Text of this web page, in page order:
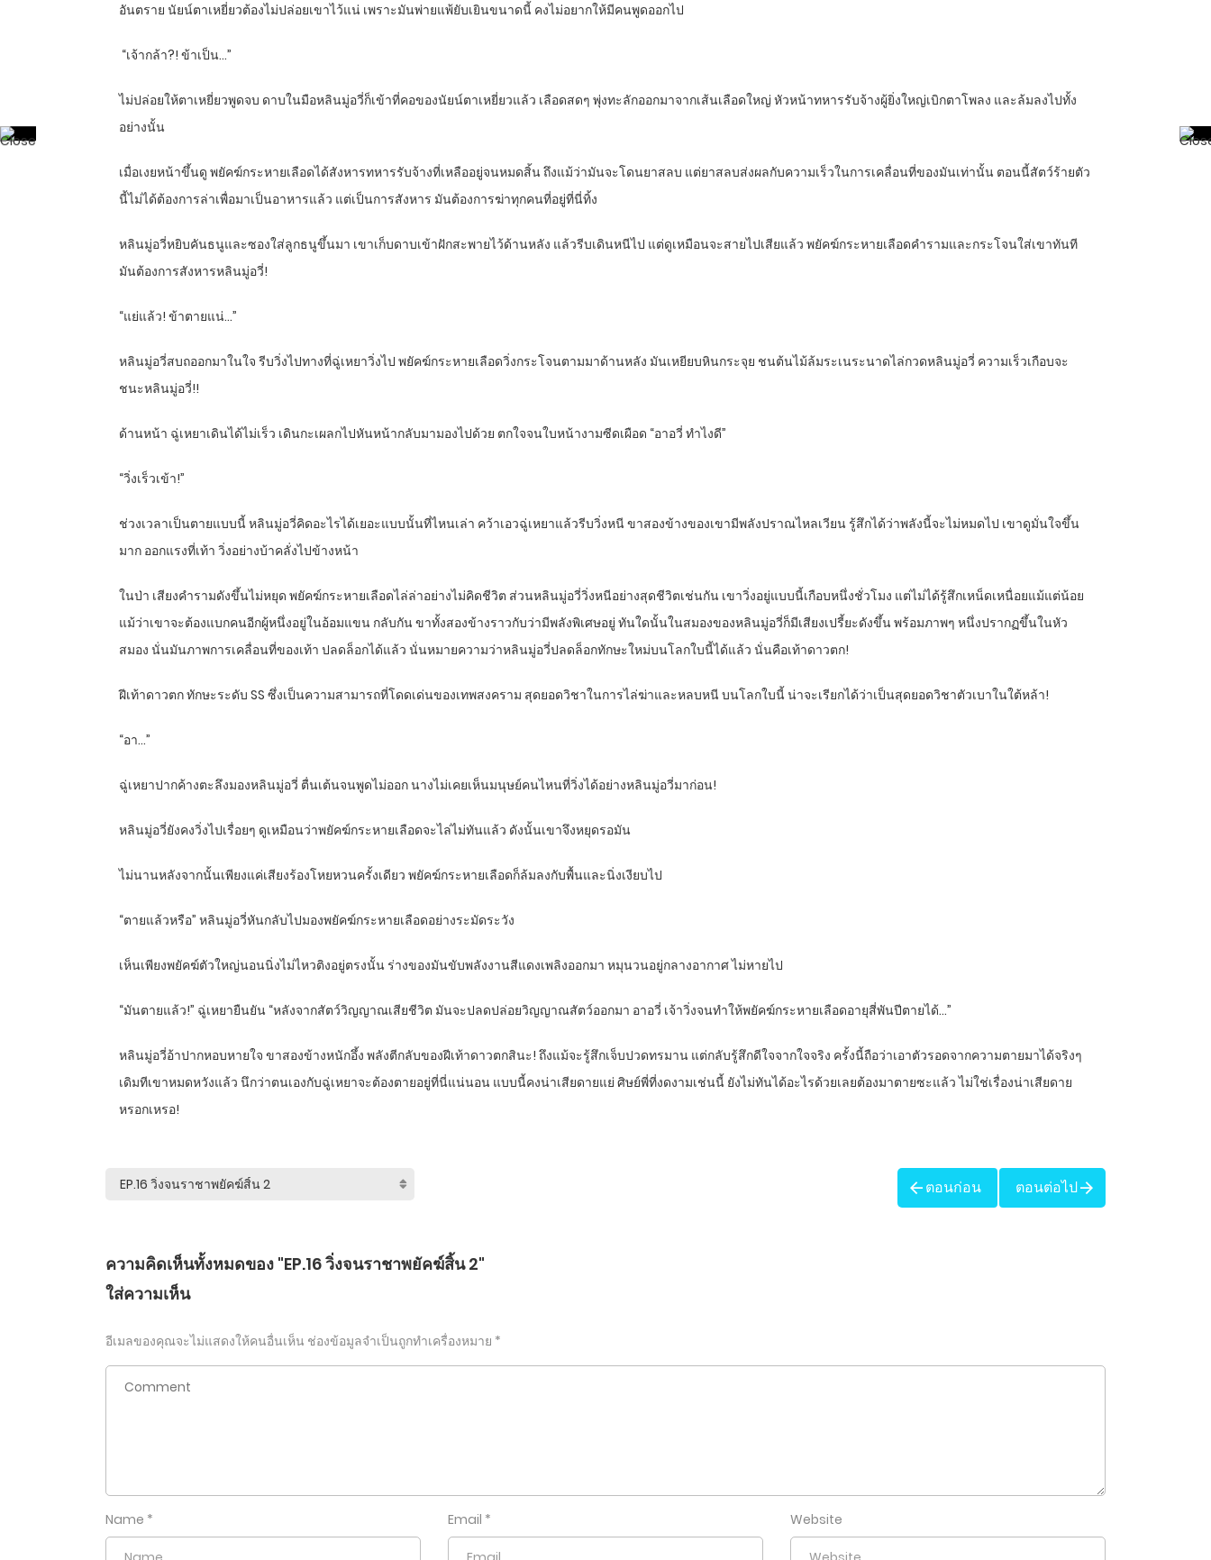
อันตราย นัยน์ตาเหยี่ยวต้องไม่ปล่อยเขาไว้แน่ เพราะมันพ่ายแพ้ยับเยินขนาดนี้ คงไม่อยากให้มีคนพูดออกไป
“เจ้ากล้า?! ข้าเป็น…”
ไม่ปล่อยให้ตาเหยี่ยวพูดจบ ดาบในมือหลินมู่อวี่ก็เข้าที่คอของนัยน์ตาเหยี่ยวแล้ว เลือดสดๆ พุ่งทะลักออกมาจากเส้นเลือดใหญ่ หัวหน้าทหารรับจ้างผู้ยิ่งใหญ่เบิกตาโพลง และล้มลงไปทั้ง
อย่างนั้น
เมื่อเงยหน้าขึ้นดู พยัคฆ์กระหายเลือดได้สังหารทหารรับจ้างที่เหลืออยู่จนหมดสิ้น ถึงแม้ว่ามันจะโดนยาสลบ แต่ยาสลบส่งผลกับความเร็วในการเคลื่อนที่ของมันเท่านั้น ตอนนี้สัตว์ร้ายตัว
นี้ไม่ได้ต้องการล่าเพื่อมาเป็นอาหารแล้ว แต่เป็นการสังหาร มันต้องการฆ่าทุกคนที่อยู่ที่นี่ทิ้ง
หลินมู่อวี่หยิบคันธนูและซองใส่ลูกธนูขึ้นมา เขาเก็บดาบเข้าฝักสะพายไว้ด้านหลัง แล้วรีบเดินหนีไป แต่ดูเหมือนจะสายไปเสียแล้ว พยัคฆ์กระหายเลือดคำรามและกระโจนใส่เขาทันที
มันต้องการสังหารหลินมู่อวี่!
“แย่แล้ว! ข้าตายแน่…”
หลินมู่อวี่สบถออกมาในใจ รีบวิ่งไปทางที่ฉู่เหยาวิ่งไป พยัคฆ์กระหายเลือดวิ่งกระโจนตามมาด้านหลัง มันเหยียบหินกระจุย ชนต้นไม้ล้มระเนระนาดไล่กวดหลินมู่อวี่ ความเร็วเกือบจะ
ชนะหลินมู่อวี่!!
ด้านหน้า ฉู่เหยาเดินได้ไม่เร็ว เดินกะเผลกไปหันหน้ากลับมามองไปด้วย ตกใจจนใบหน้างามซีดเผือด “อาอวี่ ทำไงดี”
“วิ่งเร็วเข้า!”
ช่วงเวลาเป็นตายแบบนี้ หลินมู่อวี่คิดอะไรได้เยอะแบบนั้นที่ไหนเล่า คว้าเอวฉู่เหยาแล้วรีบวิ่งหนี ขาสองข้างของเขามีพลังปราณไหลเวียน รู้สึกได้ว่าพลังนี้จะไม่หมดไป เขาดูมั่นใจขึ้น
มาก ออกแรงที่เท้า วิ่งอย่างบ้าคลั่งไปข้างหน้า
ในป่า เสียงคำรามดังขึ้นไม่หยุด พยัคฆ์กระหายเลือดไล่ล่าอย่างไม่คิดชีวิต ส่วนหลินมู่อวี่วิ่งหนีอย่างสุดชีวิตเช่นกัน เขาวิ่งอยู่แบบนี้เกือบหนึ่งชั่วโมง แต่ไม่ได้รู้สึกเหน็ดเหนื่อยแม้แต่น้อย
แม้ว่าเขาจะต้องแบกคนอีกผู้หนึ่งอยู่ในอ้อมแขน กลับกัน ขาทั้งสองข้างราวกับว่ามีพลังพิเศษอยู่ ทันใดนั้นในสมองของหลินมู่อวี่ก็มีเสียงเปรี้ยะดังขึ้น พร้อมภาพๆ หนึ่งปรากฏขึ้นในหัว
สมอง นั่นมันภาพการเคลื่อนที่ของเท้า ปลดล็อกได้แล้ว นั่นหมายความว่าหลินมู่อวี่ปลดล็อกทักษะใหม่บนโลกใบนี้ได้แล้ว นั่นคือเท้าดาวตก!
ฝีเท้าดาวตก ทักษะระดับ SS ซึ่งเป็นความสามารถที่โดดเด่นของเทพสงคราม สุดยอดวิชาในการไล่ฆ่าและหลบหนี บนโลกใบนี้ น่าจะเรียกได้ว่าเป็นสุดยอดวิชาตัวเบาในใต้หล้า!
“อา…”
ฉู่เหยาปากค้างตะลึงมองหลินมู่อวี่ ตื่นเต้นจนพูดไม่ออก นางไม่เคยเห็นมนุษย์คนไหนที่วิ่งได้อย่างหลินมู่อวี่มาก่อน!
หลินมู่อวี่ยังคงวิ่งไปเรื่อยๆ ดูเหมือนว่าพยัคฆ์กระหายเลือดจะไล่ไม่ทันแล้ว ดังนั้นเขาจึงหยุดรอมัน
ไม่นานหลังจากนั้นเพียงแค่เสียงร้องโหยหวนครั้งเดียว พยัคฆ์กระหายเลือดก็ล้มลงกับพื้นและนิ่งเงียบไป
“ตายแล้วหรือ” หลินมู่อวี่หันกลับไปมองพยัคฆ์กระหายเลือดอย่างระมัดระวัง
เห็นเพียงพยัคฆ์ตัวใหญ่นอนนิ่งไม่ไหวติงอยู่ตรงนั้น ร่างของมันขับพลังงานสีแดงเพลิงออกมา หมุนวนอยู่กลางอากาศ ไม่หายไป
“มันตายแล้ว!” ฉู่เหยายืนยัน “หลังจากสัตว์วิญญาณเสียชีวิต มันจะปลดปล่อยวิญญาณสัตว์ออกมา อาอวี่ เจ้าวิ่งจนทำให้พยัคฆ์กระหายเลือดอายุสี่พันปีตายได้…”
หลินมู่อวี่อ้าปากหอบหายใจ ขาสองข้างหนักอึ้ง พลังตีกลับของฝีเท้าดาวตกสินะ! ถึงแม้จะรู้สึกเจ็บปวดทรมาน แต่กลับรู้สึกดีใจจากใจจริง ครั้งนี้ถือว่าเอาตัวรอดจากความตายมาได้จริงๆ
เดิมทีเขาหมดหวังแล้ว นึกว่าตนเองกับฉู่เหยาจะต้องตายอยู่ที่นี่แน่นอน แบบนี้คงน่าเสียดายแย่ ศิษย์พี่ที่งดงามเช่นนี้ ยังไม่ทันได้อะไรด้วยเลยต้องมาตายซะแล้ว ไม่ใช่เรื่องน่าเสียดาย
หรอกเหรอ!
ตอนก่อน ตอนต่อไป
ความคิดเห็นทั้งหมดของ "EP.16 วิ่งจนราชาพยัคฆ์สิ้น 2"
ใส่ความเห็น
อีเมลของคุณจะไม่แสดงให้คนอื่นเห็น ช่องข้อมูลจำเป็นถูกทำเครื่องหมาย *
Name * Email * Website